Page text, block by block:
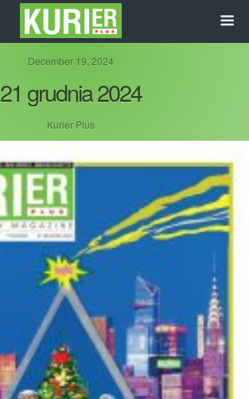
December 19, 2024
21 grudnia 2024
Kurier Plus